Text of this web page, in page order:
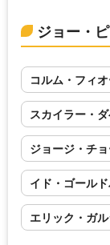
ジョー・
コルム・フィ
スカイラー・
ジョージ・チ
イド・ゴール
エリック・ガ